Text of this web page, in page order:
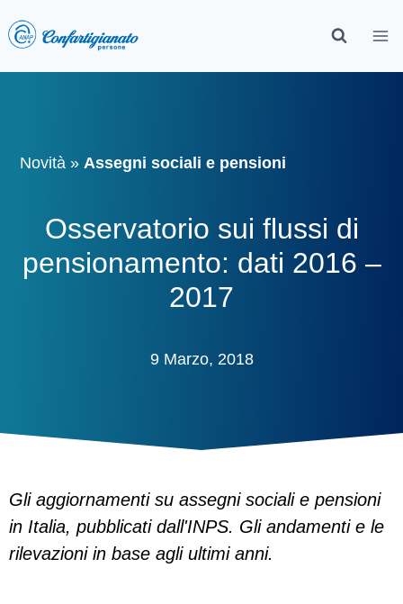
Novità » Assegni sociali e pensioni
Osservatorio sui flussi di
pensionamento: dati 2016 –
2017
9 Marzo, 2018
Gli aggiornamenti su assegni sociali e pensioni
in Italia, pubblicati dall'INPS. Gli andamenti e le
rilevazioni in base agli ultimi anni.